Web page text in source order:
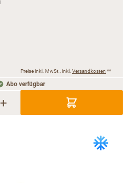
Preise inkl. MwSt., inkl. Versandkosten **
Abo verfügbar
+